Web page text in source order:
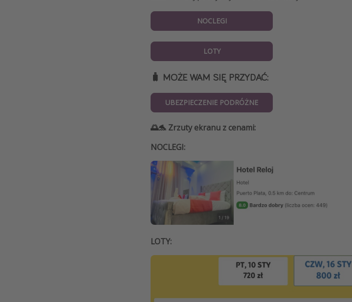
NOCLEGI
LOTY
🧳 MOŻE WAM SIĘ PRZYDAĆ:
UBEZPIECZENIE PODRÓŻNE
🌅🐬 Zrzuty ekranu z cenami:
NOCLEGI:
LOTY: